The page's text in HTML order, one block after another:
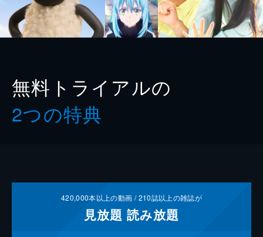
無料トライアルの
2つの特典
420,000本以上の動画 /210誌以上の雑誌が
見放題 読み放題